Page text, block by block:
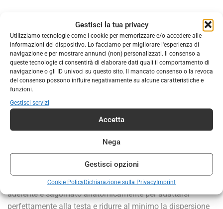
Gestisci la tua privacy
Utilizziamo tecnologie come i cookie per memorizzare e/o accedere alle
informazioni del dispositivo. Lo facciamo per migliorare l'esperienza di
navigazione e per mostrare annunci (non) personalizzati. Il consenso a
queste tecnologie ci consentirà di elaborare dati quali il comportamento di
navigazione o gli ID univoci su questo sito. Il mancato consenso o la revoca
del consenso possono influire negativamente su alcune caratteristiche e
funzioni.
Gestisci servizi
Accetta
Nega
Gestisci opzioni
Cookie PolicyDichiarazione sulla PrivacyImprint
DESCRIZIONE INFORMAZIONI AGGIUNTIVE
La maglia a manica lunga Expedition Arctic Pro Hoodie da
donna di Devold è uno strato di base tecnico che offre una
protezione affidabile anche a temperature particolarmente
rigide. Il morbido strato interno in lana merino assicura un
piacevole calore e un clima naturale sulla pelle. Lo strato
esterno è realizzato in lana merino trattata con Aquaduct e
con un contenuto di seta, per un’efficace traspirazione, una
durata eccezionale e una sensazione elegante. Gli inserti in
rete di pura lana merino posizionati strategicamente nella
zona lombare e sotto le braccia ottimizzano la circolazione
dell’aria e migliorano il trasporto dell’umidità. Il cappuccio
aderente è sagomato anatomicamente per adattarsi
perfettamente alla testa e ridurre al minimo la dispersione